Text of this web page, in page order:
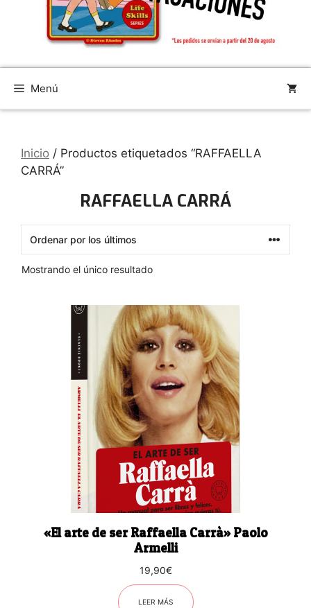
Menú
Inicio / Productos etiquetados “RAFFAELLA
CARRÁ”
RAFFAELLA CARRÁ
Mostrando el único resultado
«El arte de ser Raffaella Carrà» Paolo
Armelli
19,90€
LEER MÁS